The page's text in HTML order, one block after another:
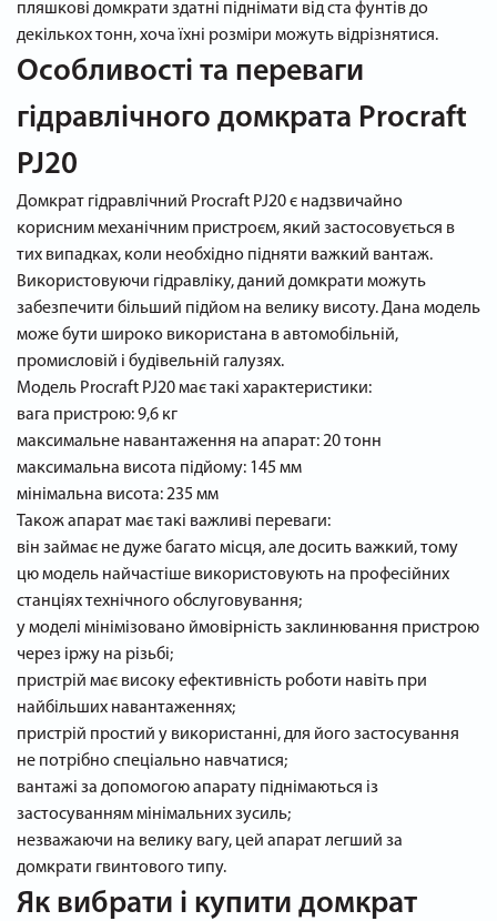
пляшкові домкрати здатні піднімати від ста фунтів до
декількох тонн, хоча їхні розміри можуть відрізнятися.
Особливості та переваги
гідравлічного домкрата Procraft
PJ20
Домкрат гідравлічний Procraft PJ20 є надзвичайно
корисним механічним пристроєм, який застосовується в
тих випадках, коли необхідно підняти важкий вантаж.
Використовуючи гідравліку, даний домкрати можуть
забезпечити більший підйом на велику висоту. Дана модель
може бути широко використана в автомобільній,
промисловій і будівельній галузях.
Модель Procraft PJ20 має такі характеристики:
вага пристрою: 9,6 кг
максимальне навантаження на апарат: 20 тонн
максимальна висота підйому: 145 мм
мінімальна висота: 235 мм
Також апарат має такі важливі переваги:
він займає не дуже багато місця, але досить важкий, тому
цю модель найчастіше використовують на професійних
станціях технічного обслуговування;
у моделі мінімізовано ймовірність заклинювання пристрою
через іржу на різьбі;
пристрій має високу ефективність роботи навіть при
найбільших навантаженнях;
пристрій простий у використанні, для його застосування
не потрібно спеціально навчатися;
вантажі за допомогою апарату піднімаються із
застосуванням мінімальних зусиль;
незважаючи на велику вагу, цей апарат легший за
домкрати гвинтового типу.
Як вибрати і купити домкрат